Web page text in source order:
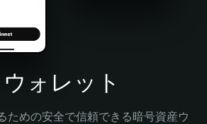
ォレット
ための安全で信頼できる暗号資産ウ